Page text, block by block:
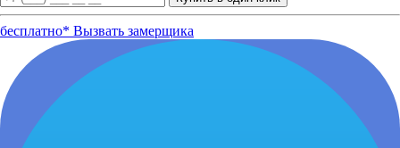
бесплатно* Вызвать замерщика